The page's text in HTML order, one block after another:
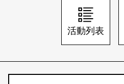
活動列表